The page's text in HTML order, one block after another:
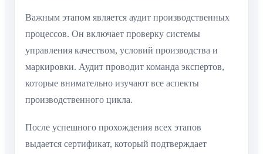
Важным этапом является аудит производственных
процессов. Он включает проверку системы
управления качеством, условий производства и
маркировки. Аудит проводит команда экспертов,
которые внимательно изучают все аспекты
производственного цикла.
После успешного прохождения всех этапов
выдается сертификат, который подтверждает